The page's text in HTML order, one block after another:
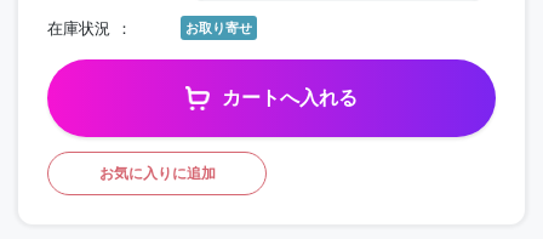
在庫状況 お取り寄せ
カートへ入れる
お気に入りに追加